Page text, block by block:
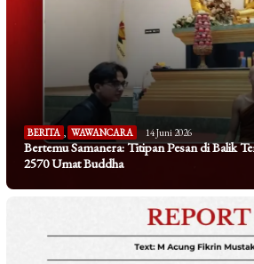
BERITA , WAWANCARA 14 Juni 2026
Bertemu Samanera: Titipan Pesan di Balik
2570 Umat Buddha